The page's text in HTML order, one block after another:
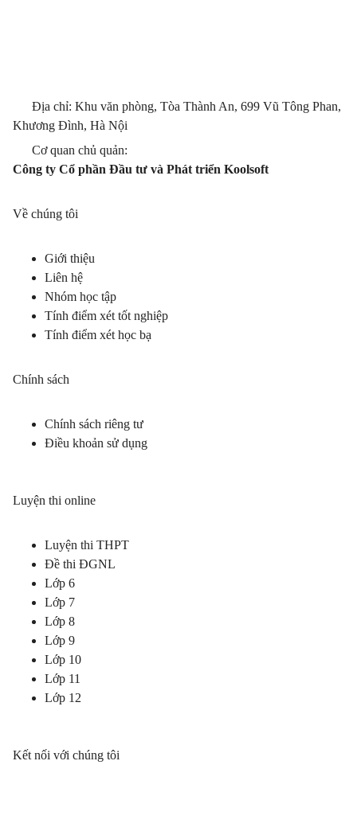
Địa chỉ: Khu văn phòng, Tòa Thành An, 699 Vũ Tông Phan,
Khương Đình, Hà Nội
Cơ quan chủ quản:
Công ty Cổ phần Đầu tư và Phát triển Koolsoft
Về chúng tôi
Giới thiệu
Liên hệ
Nhóm học tập
Tính điểm xét tốt nghiệp
Tính điểm xét học bạ
Chính sách
Chính sách riêng tư
Điều khoản sử dụng
Luyện thi online
Luyện thi THPT
Đề thi ĐGNL
Lớp 6
Lớp 7
Lớp 8
Lớp 9
Lớp 10
Lớp 11
Lớp 12
Kết nối với chúng tôi